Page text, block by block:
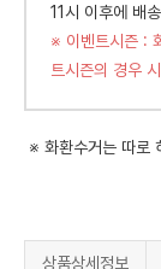
11시 이후에 배송
※ 이벤트시즌 :
트시즌의 경우
※ 화환수거는 따로
상품상세정보